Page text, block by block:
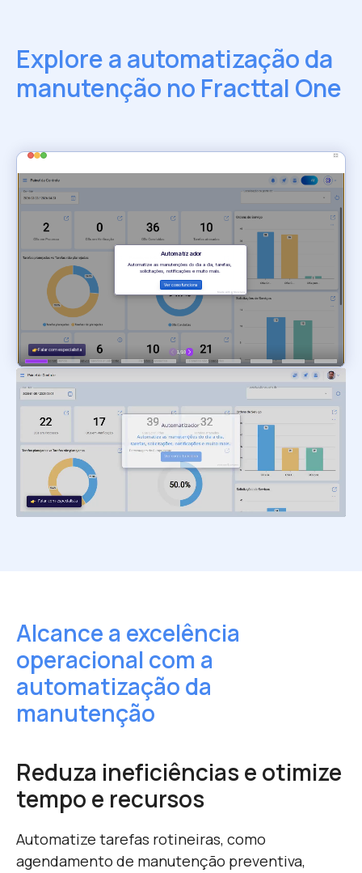
Explore a automatização da
manutenção no Fracttal One
Alcance a excelência
operacional com a
automatização da
manutenção
Reduza ineficiências e otimize
tempo e recursos
Automatize tarefas rotineiras, como
agendamento de manutenção preventiva,